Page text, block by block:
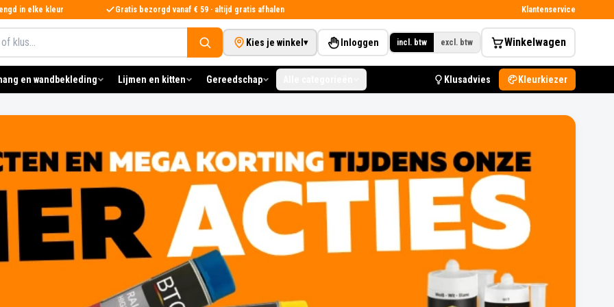
in elke kleur Gratis bezorgd vanaf € 59 · altijd gratis afhalen Klantenservice
Kies je winkel ▾ Inloggen incl. btw excl. btw Winkelwagen
en wandbekleding Lijmen en kitten Gereedschap Klusadvies Kleurkiezer